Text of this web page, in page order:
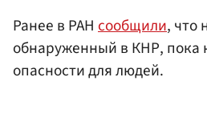
Ранее в РАН сообщили, что
обнаруженный в КНР, пока
опасности для людей.